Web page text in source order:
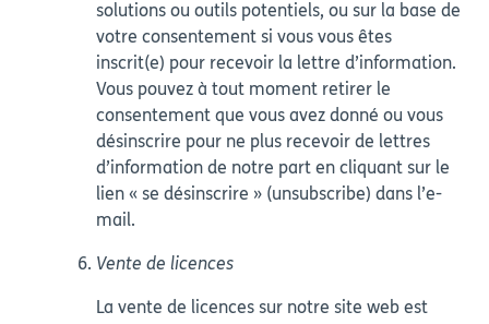
solutions ou outils potentiels, ou sur la base de
votre consentement si vous vous êtes
inscrit(e) pour recevoir la lettre d’information.
Vous pouvez à tout moment retirer le
consentement que vous avez donné ou vous
désinscrire pour ne plus recevoir de lettres
d’information de notre part en cliquant sur le
lien « se désinscrire » (unsubscribe) dans l’e-
mail.
Vente de licences
La vente de licences sur notre site web est